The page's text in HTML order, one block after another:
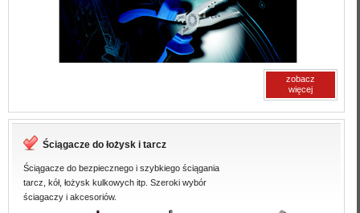
zobacz
więcej
Ściągacze do łożysk i tarcz
Ściągacze do bezpiecznego i szybkiego ściągania
tarcz, kół, łożysk kulkowych itp. Szeroki wybór
ściagaczy i akcesoriów.